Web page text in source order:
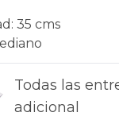
: 35 cms
Todas las
adicional